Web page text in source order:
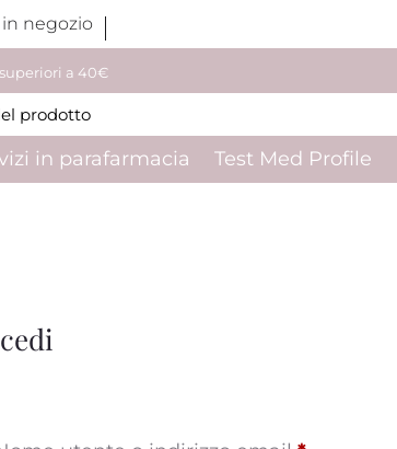
negozio
a 40€
in parafarmacia Test Med Profile